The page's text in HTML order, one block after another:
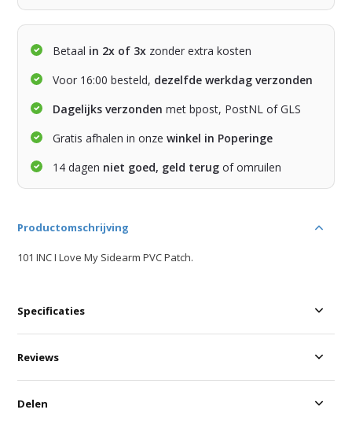
Betaal in 2x of 3x zonder extra kosten
Voor 16:00 besteld, dezelfde werkdag verzonden
Dagelijks verzonden met bpost, PostNL of GLS
Gratis afhalen in onzewinkel in Poperinge
14 dagen niet goed, geld terug of omruilen
Productomschrijving
101 INC I Love My Sidearm PVC Patch.
Specificaties
Reviews
Delen